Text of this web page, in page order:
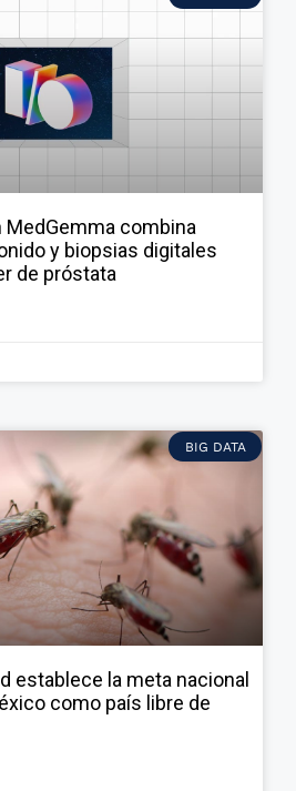
MedGemma combina
y biopsias digitales
de próstata
BIG DATA
establece la meta nacional
como país libre de